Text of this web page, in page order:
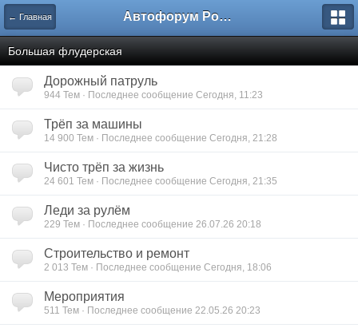
← Главная Автофорум Ростова-на-Дону
Большая флудерская
Дорожный патруль
944 Тем · Последнее сообщение Сегодня, 11:23
Трёп за машины
14 900 Тем · Последнее сообщение Сегодня, 21:28
Чисто трёп за жизнь
24 601 Тем · Последнее сообщение Сегодня, 21:35
Леди за рулём
229 Тем · Последнее сообщение 26.07.26 20:18
Строительство и ремонт
2 013 Тем · Последнее сообщение Сегодня, 18:06
Мероприятия
511 Тем · Последнее сообщение 22.05.26 20:23